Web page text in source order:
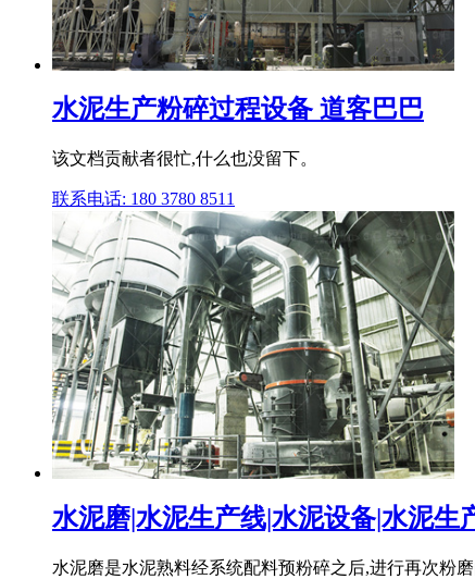
水泥生产粉碎过程设备 道客巴巴
该文档贡献者很忙,什么也没留下。
联系电话: 180 3780 8511
水泥磨|水泥生产线|水泥设备|水泥生
水泥磨是水泥熟料经系统配料预粉碎之后,进行再次粉